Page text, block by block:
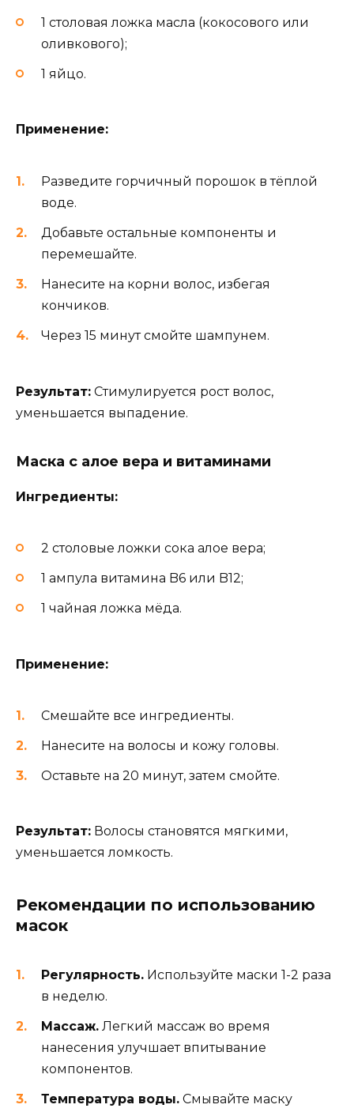
1 столовая ложка масла (кокосового или
оливкового);
1 яйцо.
Применение:
Разведите горчичный порошок в тёплой
воде.
Добавьте остальные компоненты и
перемешайте.
Нанесите на корни волос, избегая
кончиков.
Через 15 минут смойте шампунем.
Результат: Стимулируется рост волос,
уменьшается выпадение.
Маска с алое вера и витаминами
Ингредиенты:
2 столовые ложки сока алое вера;
1 ампула витамина B6 или B12;
1 чайная ложка мёда.
Применение:
Смешайте все ингредиенты.
Нанесите на волосы и кожу головы.
Оставьте на 20 минут, затем смойте.
Результат: Волосы становятся мягкими,
уменьшается ломкость.
Рекомендации по использованию
масок
Регулярность. Используйте маски 1-2 раза
в неделю.
Массаж. Легкий массаж во время
нанесения улучшает впитывание
компонентов.
Температура воды. Смывайте маску